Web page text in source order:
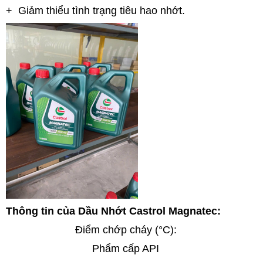
+ Giảm thiểu tình trạng tiêu hao nhớt.
Thông tin của Dầu Nhớt Castrol Magnatec:
Điểm chớp cháy (°C):
Phẩm cấp API